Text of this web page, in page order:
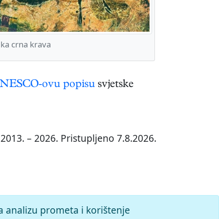
crna krava
ovu popisu svjetske
– 2026. Pristupljeno 7.8.2026.
analizu prometa i korištenje